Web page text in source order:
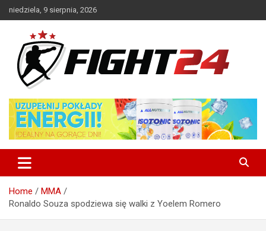
Skip
to
niedziela, 9 sierpnia, 2026
FIGHT24.PL – MMA i K-1, UFC
Home
MMA
Ronaldo Souza spodziewa się walki z Yoelem Romero